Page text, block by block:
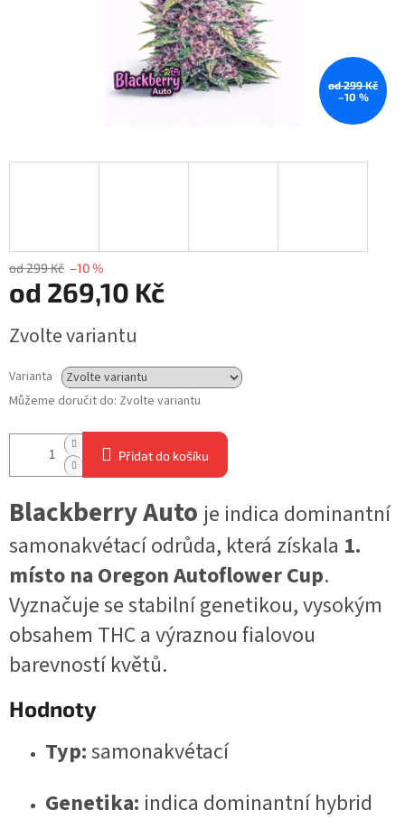
od 299 Kč
–10 %
od 299 Kč –10 %
od 269,10 Kč
cena:
Zvolte variantu
Varianta
Můžeme doručit do: Zvolte variantu
Přidat do košíku
Blackberry Auto je indica dominantní
samonakvétací odrůda, která získala 1.
místo na Oregon Autoflower Cup.
Vyznačuje se stabilní genetikou, vysokým
obsahem THC a výraznou fialovou
barevností květů.
Hodnoty
Typ:samonakvétací
Genetika: indica dominantní hybrid